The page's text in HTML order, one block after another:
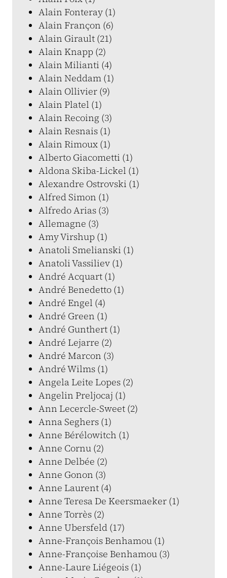
Alain Fonteray (1)
Alain Françon (6)
Alain Girault (21)
Alain Knapp (2)
Alain Milianti (4)
Alain Neddam (1)
Alain Ollivier (9)
Alain Platel (1)
Alain Recoing (3)
Alain Resnais (1)
Alain Rimoux (1)
Alberto Giacometti (1)
Aldona Skiba-Lickel (1)
Alexandre Ostrovski (1)
Alfred Simon (1)
Alfredo Arias (3)
Allemagne (3)
Amy Virshup (1)
Anatoli Smelianski (1)
Anatoli Vassiliev (1)
André Acquart (1)
André Benedetto (1)
André Engel (4)
André Green (1)
André Gunthert (1)
André Lejarre (2)
André Marcon (3)
André Wilms (1)
Angela Leite Lopes (2)
Angelin Preljocaj (1)
Ann Lecercle-Sweet (2)
Anna Seghers (1)
Anne Bérélowitch (1)
Anne Cornu (2)
Anne Delbée (2)
Anne Gonon (3)
Anne Laurent (4)
Anne Teresa De Keersmaeker (1)
Anne Torrès (2)
Anne Ubersfeld (17)
Anne-François Benhamou (1)
Anne-Françoise Benhamou (3)
Anne-Laure Liégeois (1)